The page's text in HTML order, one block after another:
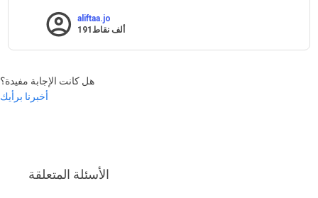
aliftaa.jo
191ألفنقاط
هل كانت الإجابة مفيدة؟
أخبرنا برأيك
الأسئلة المتعلقة